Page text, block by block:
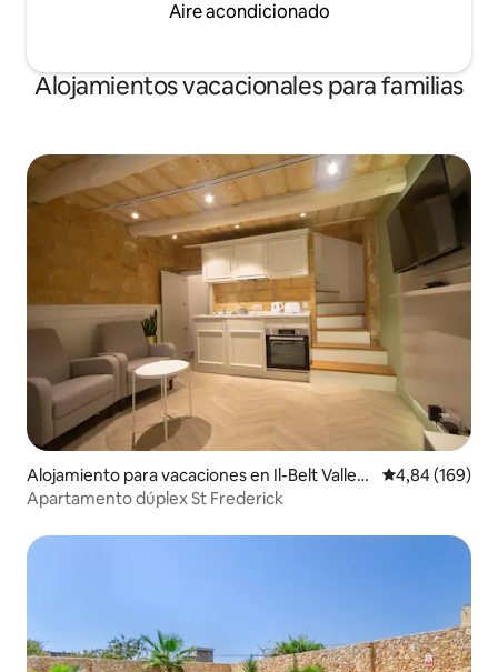
Aire acondicionado
Alojamientos vacacionales para familias
Alojamiento para vacaciones en Il-Belt Vallett
a
Calificación
4,84 (169)
Apartamento dúplex St Frederick